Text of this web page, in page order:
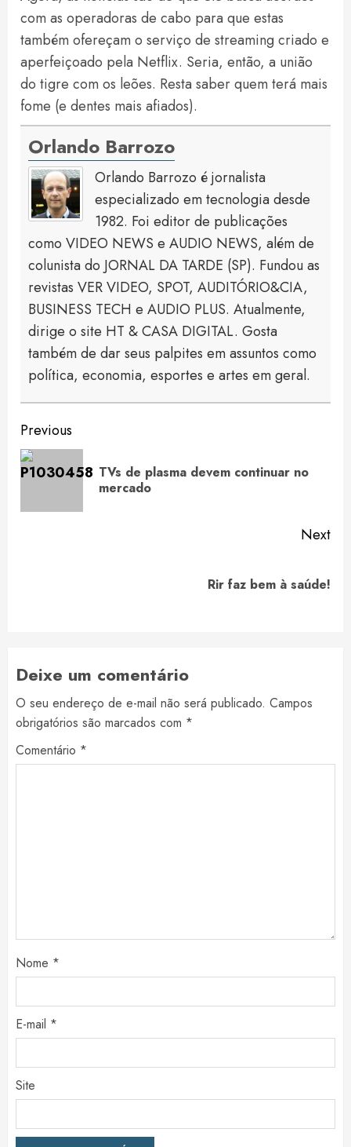
com as operadoras de cabo para que estas
também ofereçam o serviço de streaming criado e
aperfeiçoado pela Netflix. Seria, então, a união
do tigre com os leões. Resta saber quem terá mais
fome (e dentes mais afiados).
Orlando Barrozo
Orlando Barrozo é jornalista
especializado em tecnologia desde
1982. Foi editor de publicações
como VIDEO NEWS e AUDIO NEWS, além de
colunista do JORNAL DA TARDE (SP). Fundou as
revistas VER VIDEO, SPOT, AUDITÓRIO&CIA,
BUSINESS TECH e AUDIO PLUS. Atualmente,
dirige o site HT & CASA DIGITAL. Gosta
também de dar seus palpites em assuntos como
política, economia, esportes e artes em geral.
Continue
Reading
Previous
TVs de plasma devem continuar no
mercado
Next
Rir faz bem à saúde!
Deixe um comentário
O seu endereço de e-mail não será publicado. Campos
obrigatórios são marcados com *
Comentário *
Nome *
E-mail *
Site